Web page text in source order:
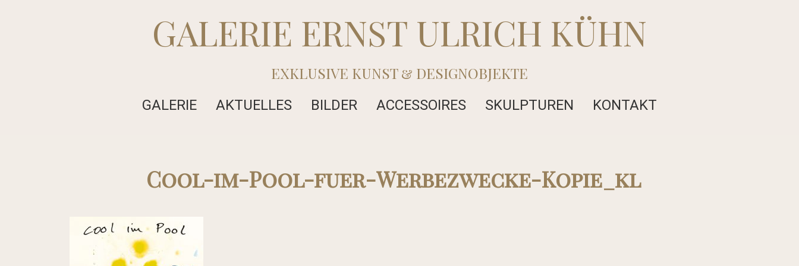
GALERIE ERNST ULRICH KÜHN
EXKLUSIVE KUNST & DESIGNOBJEKTE
GALERIE AKTUELLES BILDER ACCESSOIRES SKULPTUREN KONTAKT
Cool-im-Pool-fuer-Werbezwecke-Kopie_kl